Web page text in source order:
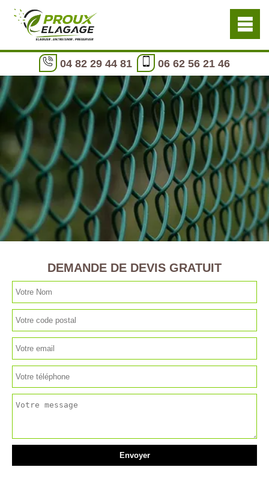
04 82 29 44 81 06 62 56 21 46
DEMANDE DE DEVIS GRATUIT